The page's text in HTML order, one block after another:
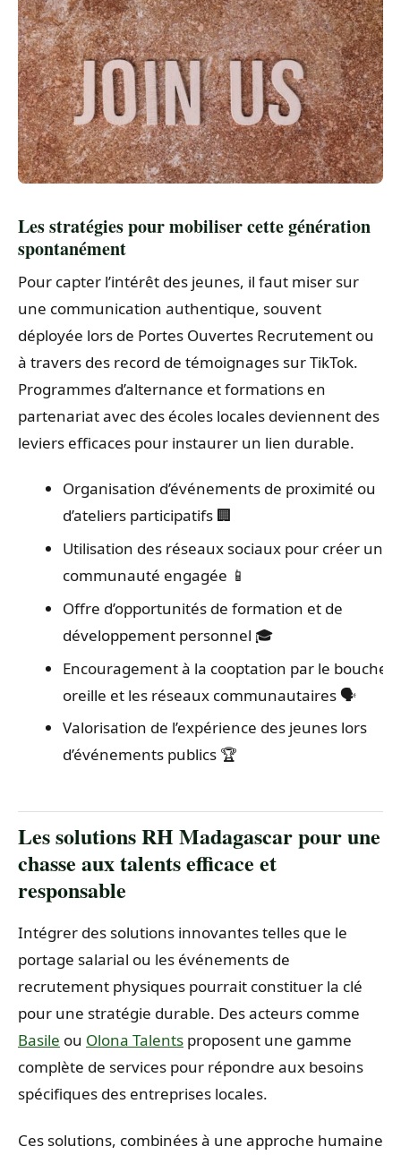
Les stratégies pour mobiliser cette génération
spontanément
Pour capter l’intérêt des jeunes, il faut miser sur
une communication authentique, souvent
déployée lors de Portes Ouvertes Recrutement ou
à travers des record de témoignages sur TikTok.
Programmes d’alternance et formations en
partenariat avec des écoles locales deviennent des
leviers efficaces pour instaurer un lien durable.
Organisation d’événements de proximité ou
d’ateliers participatifs 🏢
Utilisation des réseaux sociaux pour créer une
communauté engagée 📱
Offre d’opportunités de formation et de
développement personnel 🎓
Encouragement à la cooptation par le bouche-
oreille et les réseaux communautaires 🗣️
Valorisation de l’expérience des jeunes lors
d’événements publics 🏆
Les solutions RH Madagascar pour une
chasse aux talents efficace et
responsable
Intégrer des solutions innovantes telles que le
portage salarial ou les événements de
recrutement physiques pourrait constituer la clé
pour une stratégie durable. Des acteurs comme
Basile ou Olona Talents proposent une gamme
complète de services pour répondre aux besoins
spécifiques des entreprises locales.
Ces solutions, combinées à une approche humaine